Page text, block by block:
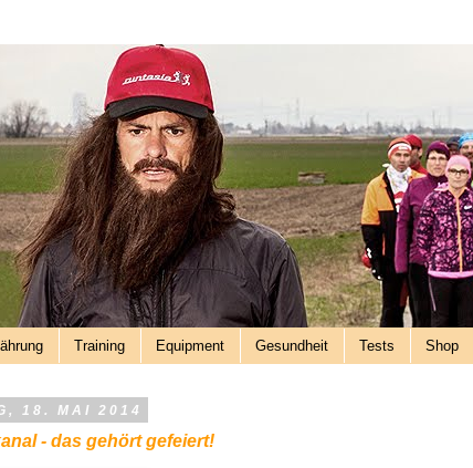
Training Equipment Gesundheit Tests Shop
18. MAI 2014
- das gehört gefeiert!